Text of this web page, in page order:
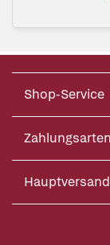
Shop-Service
Zahlungsarten